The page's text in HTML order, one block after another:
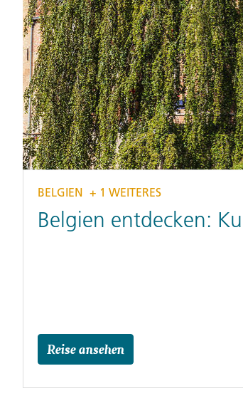
BELGIEN + 1 WEITERES
Belgien entdecken:
Reise ansehen